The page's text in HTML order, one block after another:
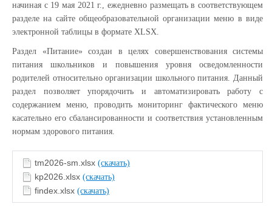
начиная с 19 мая 2021 г., ежедневно размещать в соответствующем
разделе на сайте общеобразовательной организации меню в виде
электронной таблицы в формате XLSX.
Раздел «Питание» создан в целях совершенствования системы
питания школьников и повышения уровня осведомленности
родителей относительно организации школьного питания. Данный
раздел позволяет упорядочить и автоматизировать работу с
содержанием меню, проводить мониторинг фактического меню
касательно его сбалансированности и соответствия установленным
нормам здорового питания.
tm2026-sm.xlsx (скачать)
kp2026.xlsx (скачать)
findex.xlsx (скачать)